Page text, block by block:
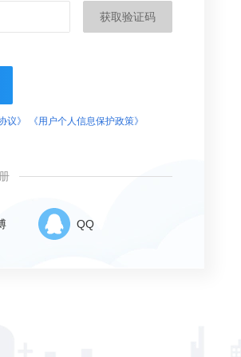
获取验证码
议》 《用户个人信息保护政策》
QQ